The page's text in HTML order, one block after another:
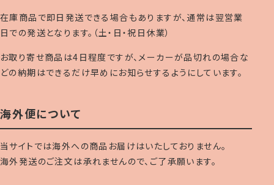
在庫商品で即日発送できる場合もありますが、通常は翌営業
日での発送となります。（土・日・祝日休業）
お取り寄せ商品は4日程度ですが、メーカーが品切れの場合な
どの納期はできるだけ早めにお知らせするようにしています。
海外便について
当サイトでは海外への商品お届けはいたしておりません。
海外発送のご注文は承れませんので、ご了承願います。